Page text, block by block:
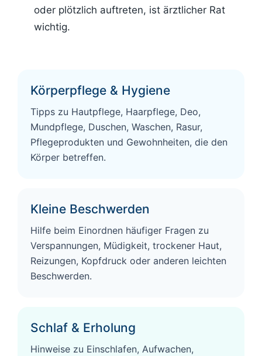
oder plötzlich auftreten, ist ärztlicher Rat
wichtig.
Körperpflege & Hygiene
Tipps zu Hautpflege, Haarpflege, Deo,
Mundpflege, Duschen, Waschen, Rasur,
Pflegeprodukten und Gewohnheiten, die den
Körper betreffen.
Kleine Beschwerden
Hilfe beim Einordnen häufiger Fragen zu
Verspannungen, Müdigkeit, trockener Haut,
Reizungen, Kopfdruck oder anderen leichten
Beschwerden.
Schlaf & Erholung
Hinweise zu Einschlafen, Aufwachen,